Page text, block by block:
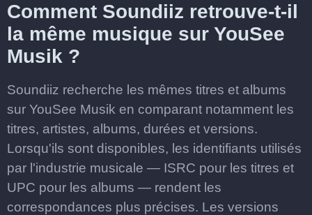
Comment Soundiiz retrouve-t-il
la même musique sur YouSee
Musik ?
Soundiiz recherche les mêmes titres et albums
sur YouSee Musik en comparant notamment les
titres, artistes, albums, durées et versions.
Lorsqu'ils sont disponibles, les identifiants utilisés
par l'industrie musicale — ISRC pour les titres et
UPC pour les albums — rendent les
correspondances plus précises. Les versions